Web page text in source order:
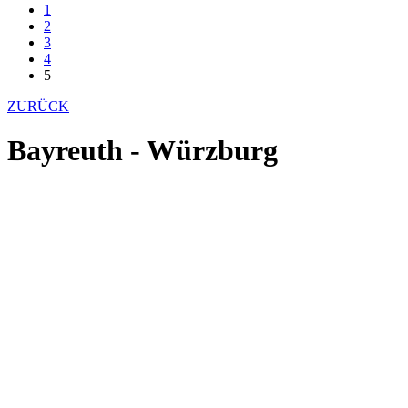
1
2
3
4
5
ZURÜCK
Bayreuth - Würzburg